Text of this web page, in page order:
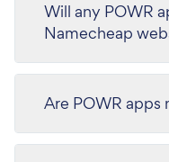
Will any POWR
Namecheap
Are POWR